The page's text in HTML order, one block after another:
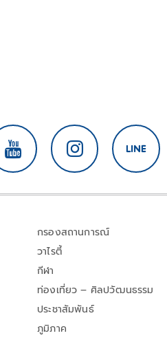
กรองสถานการณ์
วาไรตี้
กีฬา
ท่องเที่ยว – ศิลปวัฒนธรรม
ประชาสัมพันธ์
ภูมิภาค